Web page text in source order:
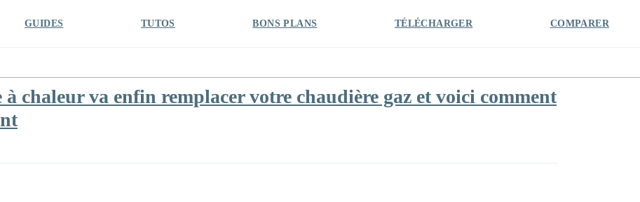
GUIDES TUTOS BONS PLANS TÉLÉCHARGER COMPARER
chaleur va enfin remplacer votre chaudière gaz et voici comment